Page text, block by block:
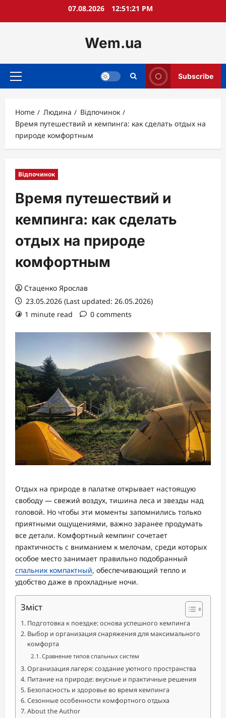
07.08.2026 12:51:22 PM
Wem.ua
Primary
Subscribe
Home Людина
Відпочинок
Время путешествий и кемпинга: как сделать отдых на
природе комфортным
Відпочинок
Время путешествий и
кемпинга: как сделать
отдых на природе
комфортным
Стаценко Ярослав
23.05.2026 (Last updated: 26.05.2026)
1 minute read
0 comments
Отдых на природе в палатке открывает настоящую
свободу — свежий воздух, тишина леса и звезды над
головой. Но чтобы эти моменты запомнились только
приятными ощущениями, важно заранее продумать
все детали. Комфортный кемпинг сочетает
практичность с вниманием к мелочам, среди которых
особое место занимает правильно подобранный
спальник компактный, обеспечивающий тепло и
удобство даже в прохладные ночи.
Зміст
Подготовка к поездке: основа успешного кемпинга
Выбор и организация снаряжения для максимального
комфорта
Сравнение типов спальных систем
Организация лагеря: создание уютного пространства
Питание на природе: вкусные и практичные решения
Безопасность и здоровье во время кемпинга
Сезонные особенности комфортного отдыха
About the Author